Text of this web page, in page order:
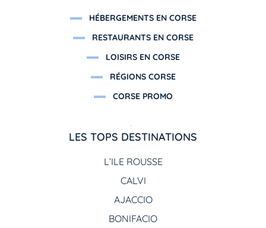
HÉBERGEMENTS EN CORSE
RESTAURANTS EN CORSE
LOISIRS EN CORSE
RÉGIONS CORSE
CORSE PROMO
LES TOPS DESTINATIONS
L’ILE ROUSSE
CALVI
AJACCIO
BONIFACIO